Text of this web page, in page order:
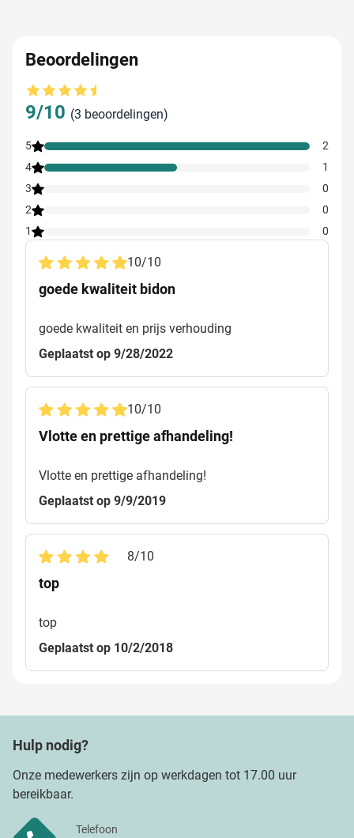
Beoordelingen
Gemiddelde beoordeling: 9 van 10
9/10 (3 beoordelingen)
5
2
4
1
3
0
2
0
1
0
10/10
goede kwaliteit bidon
goede kwaliteit en prijs verhouding
Geplaatst op 9/28/2022
10/10
Vlotte en prettige afhandeling!
Vlotte en prettige afhandeling!
Geplaatst op 9/9/2019
8/10
top
top
Geplaatst op 10/2/2018
Hulp nodig?
Onze medewerkers zijn op werkdagen tot 17.00 uur
bereikbaar.
Telefoon